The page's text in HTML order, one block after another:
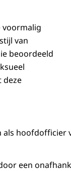
voormalig
van
beoordeeld
deze
hoofdofficier
een